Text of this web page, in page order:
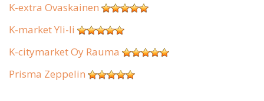
K-extra Ovaskainen
K-market Yli-Ii
K-citymarket Oy Rauma
Prisma Zeppelin